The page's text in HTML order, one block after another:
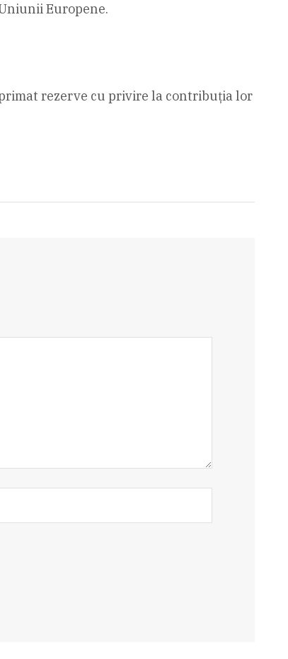
Europene.
rezerve cu privire la contribuţia lor